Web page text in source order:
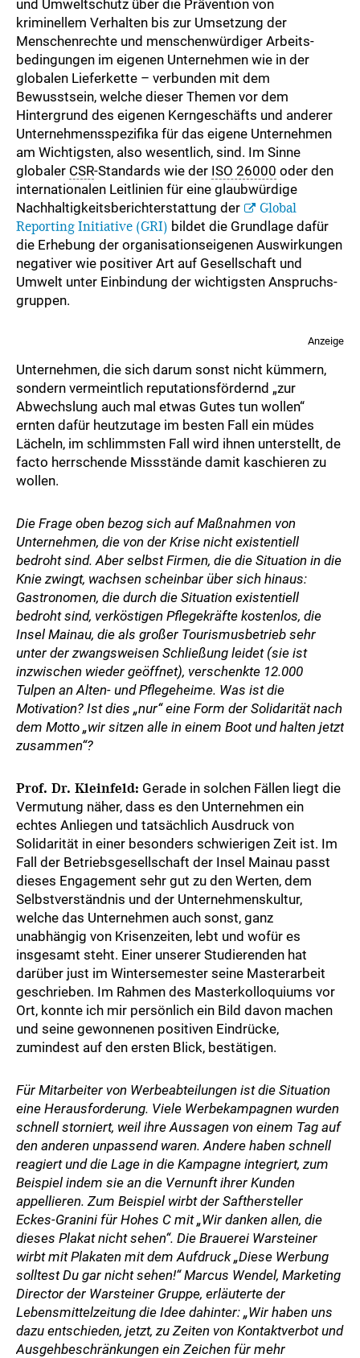
und Umweltschutz über die Prävention von
kriminellem Verhalten bis zur Umsetzung der
Menschenrechte und menschenwürdiger Arbeits­
bedingungen im eigenen Unternehmen wie in der
globalen Lieferkette – verbunden mit dem
Bewusstsein, welche dieser Themen vor dem
Hintergrund des eigenen Kerngeschäfts und anderer
Unternehmensspezifika für das eigene Unternehmen
am Wichtigsten, also wesentlich, sind. Im Sinne
globaler CSR-Standards wie der ISO 26000 oder den
internationalen Leitlinien für eine glaubwürdige
Nachhaltigkeitsberichterstattung der
Global
Reporting Initiative (GRI) bildet die Grundlage dafür
die Erhebung der organisationseigenen Auswirkungen
negativer wie positiver Art auf Gesellschaft und
Umwelt unter Einbindung der wichtigsten Anspruchs­
gruppen.
Anzeige
Unternehmen, die sich darum sonst nicht kümmern,
sondern vermeintlich reputationsfördernd „zur
Abwechslung auch mal etwas Gutes tun wollen“
ernten dafür heutzutage im besten Fall ein müdes
Lächeln, im schlimmsten Fall wird ihnen unterstellt, de
facto herrschende Missstände damit kaschieren zu
wollen.
Die Frage oben bezog sich auf Maßnahmen von
Unternehmen, die von der Krise nicht existentiell
bedroht sind. Aber selbst Firmen, die die Situation in die
Knie zwingt, wachsen scheinbar über sich hinaus:
Gastronomen, die durch die Situation existentiell
bedroht sind, verköstigen Pflegekräfte kostenlos, die
Insel Mainau, die als großer Tourismusbetrieb sehr
unter der zwangsweisen Schließung leidet (sie ist
inzwischen wieder geöffnet), verschenkte 12.000
Tulpen an Alten- und Pflegeheime. Was ist die
Motivation? Ist dies „nur“ eine Form der Solidarität nach
dem Motto „wir sitzen alle in einem Boot und halten jetzt
zusammen“?
Prof. Dr. Kleinfeld: Gerade in solchen Fällen liegt die
Vermutung näher, dass es den Unternehmen ein
echtes Anliegen und tatsächlich Ausdruck von
Solidarität in einer besonders schwierigen Zeit ist. Im
Fall der Betriebsgesellschaft der Insel Mainau passt
dieses Engagement sehr gut zu den Werten, dem
Selbstverständnis und der Unternehmenskultur,
welche das Unternehmen auch sonst, ganz
unabhängig von Krisenzeiten, lebt und wofür es
insgesamt steht. Einer unserer Studierenden hat
darüber just im Wintersemester seine Masterarbeit
geschrieben. Im Rahmen des Masterkolloquiums vor
Ort, konnte ich mir persönlich ein Bild davon machen
und seine gewonnenen positiven Eindrücke,
zumindest auf den ersten Blick, bestätigen.
Für Mitarbeiter von Werbeabteilungen ist die Situation
eine Herausforderung. Viele Werbekampagnen wurden
schnell storniert, weil ihre Aussagen von einem Tag auf
den anderen unpassend waren. Andere haben schnell
reagiert und die Lage in die Kampagne integriert, zum
Beispiel indem sie an die Vernunft ihrer Kunden
appellieren. Zum Beispiel wirbt der Safthersteller
Eckes-Granini für Hohes C mit „Wir danken allen, die
dieses Plakat nicht sehen“. Die Brauerei Warsteiner
wirbt mit Plakaten mit dem Aufdruck „Diese Werbung
solltest Du gar nicht sehen!“ Marcus Wendel, Marketing
Director der Warsteiner Gruppe, erläuterte der
Lebensmittelzeitung die Idee dahinter: „Wir haben uns
dazu entschieden, jetzt, zu Zeiten von Kontaktverbot und
Ausgehbeschränkungen ein Zeichen für mehr